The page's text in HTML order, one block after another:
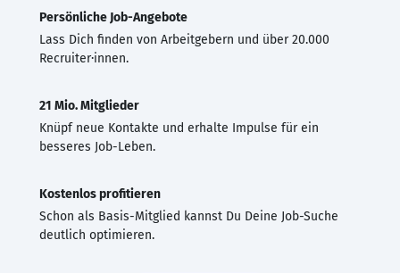
Persönliche Job-Angebote
Lass Dich finden von Arbeitgebern und über 20.000
Recruiter·innen.
21 Mio. Mitglieder
Knüpf neue Kontakte und erhalte Impulse für ein
besseres Job-Leben.
Kostenlos profitieren
Schon als Basis-Mitglied kannst Du Deine Job-Suche
deutlich optimieren.